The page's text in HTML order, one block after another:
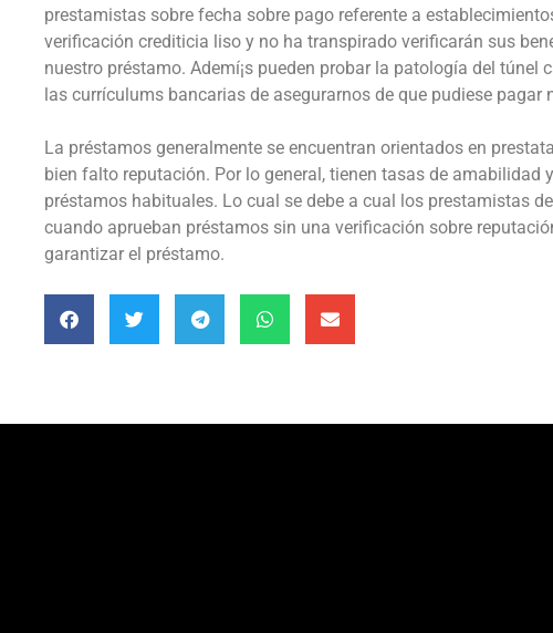
prestamistas sobre fecha sobre pago referente a
verificación crediticia liso y no ha transpirado verificarán sus
nuestro préstamo. Ademí¡s pueden probar la patologí­a del
las currículums bancarias de asegurarnos de que pudiese pagar
La préstamos generalmente se encuentran orientados en
bien falto reputación. Por lo general, tienen tasas de amabilidad
préstamos habituales. Lo cual se debe a cual los prestamistas
cuando aprueban préstamos sin una verificación sobre
garantizar el préstamo.